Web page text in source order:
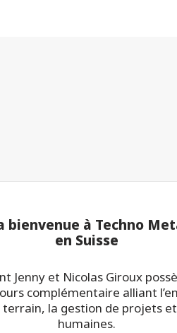
bienvenue à Techno
en Suisse
Jenny et Nicolas Giroux
complémentaire alliant
terrain, la gestion de projets
humaines.